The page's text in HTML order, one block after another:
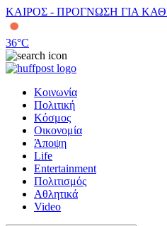
ΚΑΙΡΟΣ - ΠΡΟΓΝΩΣΗ ΓΙΑ
36°C
Κοινωνία
Πολιτική
Κόσμος
Οικονομία
Άποψη
Life
Entertainment
Πολιτισμός
Αθλητικά
Video